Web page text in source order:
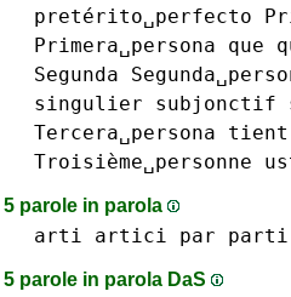
pretérito␣perfecto
Primera␣persona
que
Segunda
singulier
subjonctif
Tercera␣persona
tient
Troisième␣personne
5 parole in parola
arti artici par
5 parole in parola DaS